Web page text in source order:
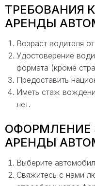
ТРЕБОВАНИЯ
АРЕНДЫ
Возраст водителя
Удостоверение
формата (кроме
Предоставить
Иметь стаж
лет.
ОФОРМЛЕНИЕ
АРЕНДЫ
Выберите
Свяжитесь с нами